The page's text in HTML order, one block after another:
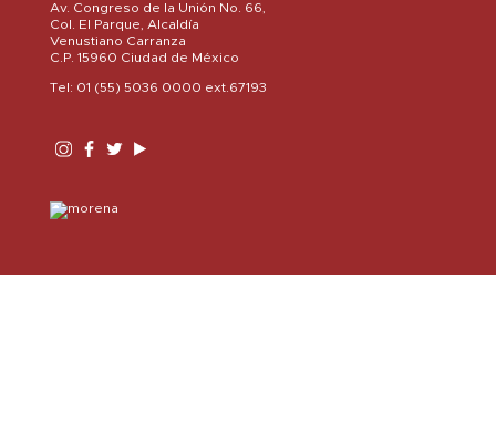
Av. Congreso de la Unión No. 66,
Col. El Parque, Alcaldía
Venustiano Carranza
C.P. 15960 Ciudad de México
Tel: 01 (55) 5036 0000 ext.67193